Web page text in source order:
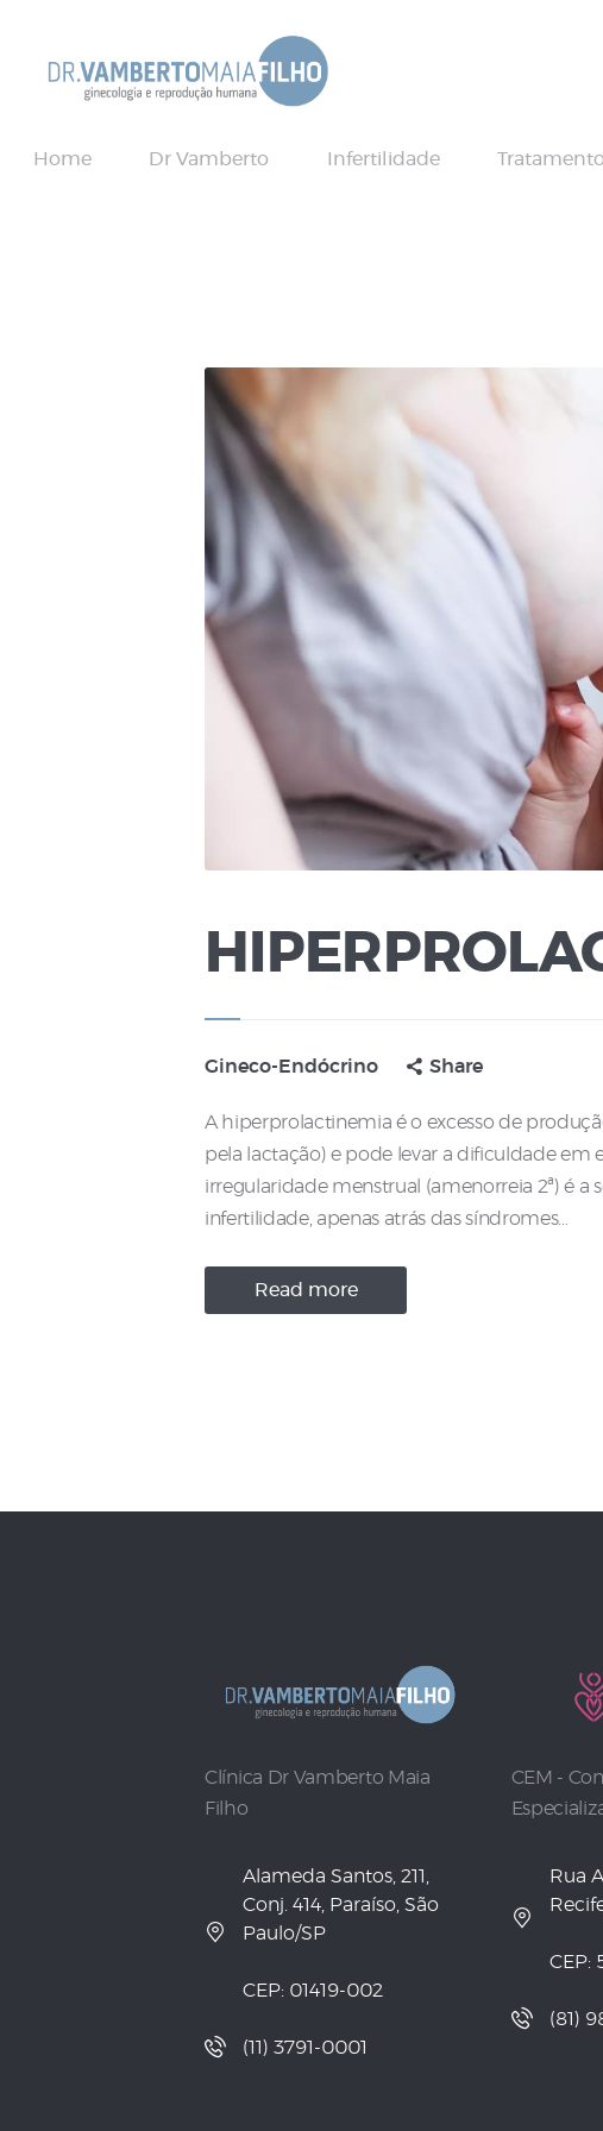
Home Dr Vamberto Infertilidade
Gineco-Endócrino Share
A hiperprolactinemia é o excesso de
pela lactação) e pode levar a dificuldade em
irregularidade menstrual (amenorreia 2ª) é a
infertilidade, apenas atrás das síndromes…
Read more
Clínica Dr Vamberto Maia
Filho
Alameda Santos, 211,
Conj. 414, Paraíso, São
Paulo/SP
CEP: 01419-002
(11) 3791-0001
CEM -
Rua
CEP:
(81)